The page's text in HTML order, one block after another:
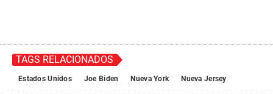
TAGS RELACIONADOS
Estados Unidos Joe Biden Nueva York Nueva Jersey